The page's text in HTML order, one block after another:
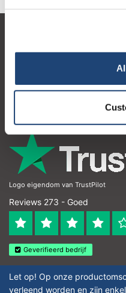
Contactgegevens
Logo eigendom van TrustPilot
Reviews 273 - Goed
Geverifieerd bedrijf
Let op! Op onze
verleend worden en zijn